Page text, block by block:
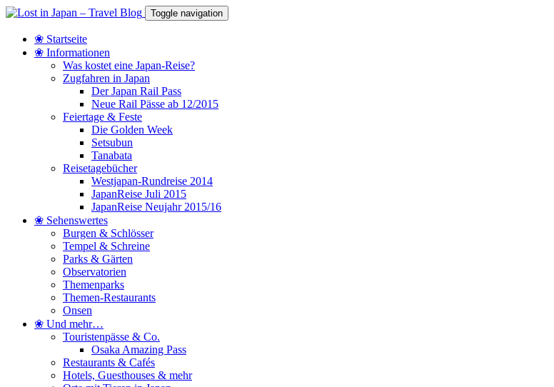
Toggle navigation
❀ Startseite
❀ Informationen
Was kostet eine Japan-Reise?
Zugfahren in Japan
Der Japan Rail Pass
Neue Rail Pässe ab 12/2015
Feiertage & Feste
Die Golden Week
Setsubun
Tanabata
Reisetagebücher
Westjapan-Rundreise 2014
JapanReise Juli 2015
JapanReise Neujahr 2015/16
❀ Sehenswertes
Burgen & Schlösser
Tempel & Schreine
Parks & Gärten
Observatorien
Themenparks
Themen-Restaurants
Onsen
❀ Und mehr…
Touristenpässe & Co.
Osaka Amazing Pass
Restaurants & Cafés
Hotels, Guesthouses & mehr